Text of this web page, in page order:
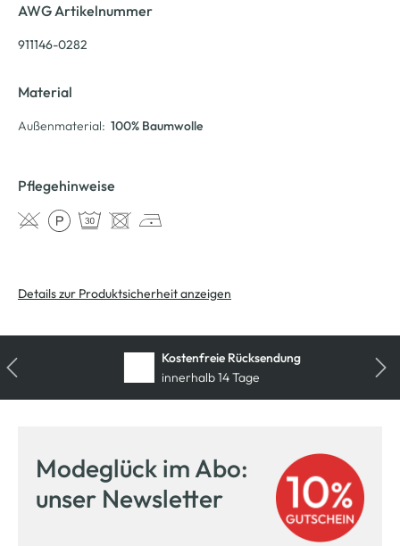
AWG Artikelnummer
911146-0282
Material
Außenmaterial: 100% Baumwolle
Pflegehinweise
Details zur Produktsicherheit anzeigen
Kostenfreie Rücksendung
innerhalb 14 Tage
Modeglück im Abo:
unser Newsletter